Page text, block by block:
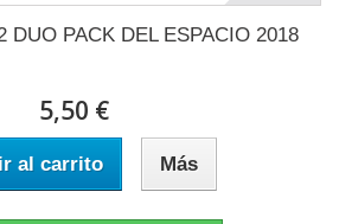
DUO PACK DEL ESPACIO 2018
5,50 €
al carrito Más